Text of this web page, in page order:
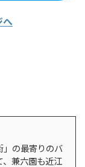
へ
」の最寄りのバ
、兼六園も近江